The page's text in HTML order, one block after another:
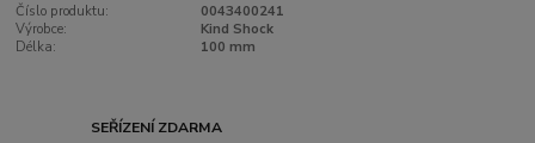
Číslo produktu:
0043400241
Výrobce:
Kind Shock
Délka:
100 mm
SEŘÍZENÍ ZDARMA